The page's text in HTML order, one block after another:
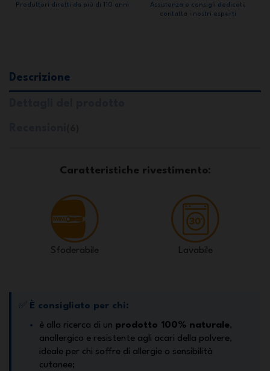
Produttori diretti da più di 110 anni
Assistenza e consigli dedicati,
contatta i nostri esperti
Descrizione
Caratteristiche rivestimento:
Sfoderabile Lavabile
È consigliato per chi:
è alla ricerca di un prodotto 100% naturale,
anallergico e resistente agli acari della polvere,
ideale per chi soffre di allergie o sensibilità
cutanee;